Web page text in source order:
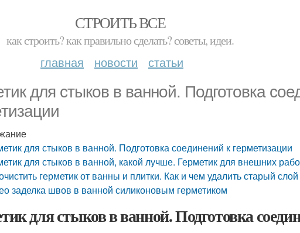
СТРОИТЬ ВСЕ
как строить? как правильно сделать? советы, идеи.
главная новости статьи
для стыков в ванной. Подготовка
для стыков в ванной. Подготовка соединений к герметизации
для стыков в ванной, какой лучше. Герметик для внешних
герметик от ванны и плитки. Как и чем удалить старый
заделка швов в ванной силиконовым герметиком
для стыков в ванной. Подготовка